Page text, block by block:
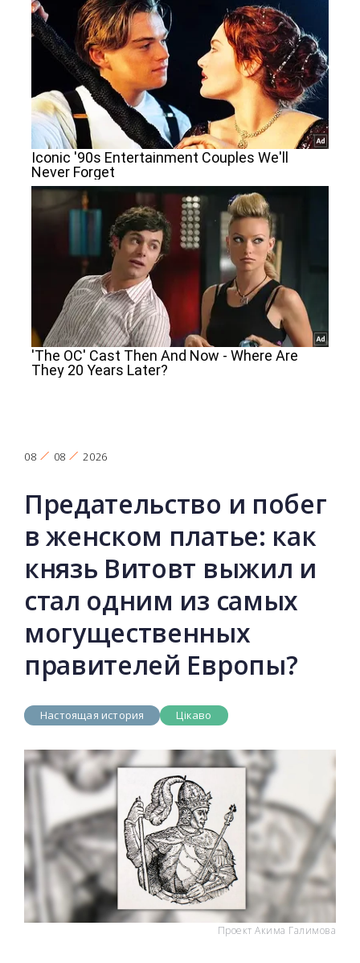
08 08 2026
Предательство и побег
в женском платье: как
князь Витовт выжил и
стал одним из самых
могущественных
правителей Европы?
Настоящая история Цікаво
Проект Акима Галимова